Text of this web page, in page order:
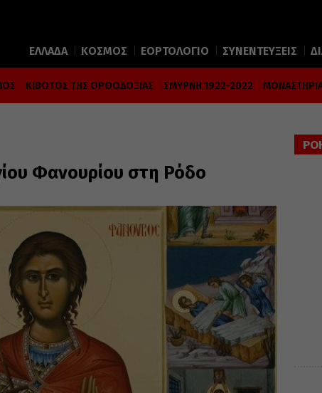
ΕΛΛΑΔΑ ΚΟΣΜΟΣ ΕΟΡΤΟΛΟΓΙΟ ΣΥΝΕΝΤΕΥΞΕΙΣ
ΚΙΒΩΤΟΣ ΤΗΣ ΟΡΘΟΔΟΞΙΑΣ ΣΜΥΡΝΗ 1922-2022
Φανουρίου στη Ρόδο